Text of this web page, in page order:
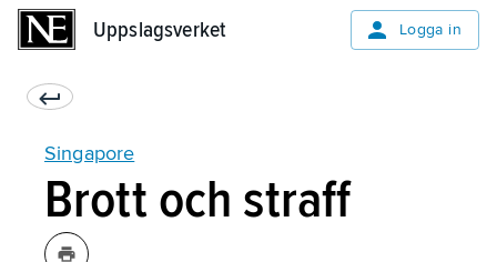
Uppslagsverket Logga in
Singapore
Brott och straff